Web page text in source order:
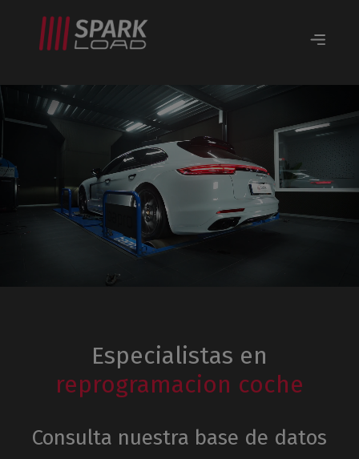
Especialistas en
reprogramacion coche
Consulta nuestra base de datos